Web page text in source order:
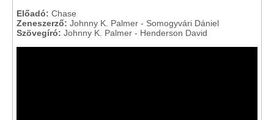
Előadó: Chase
Zeneszerző: Johnny K. Palmer - Somogyvári Dániel
Szövegíró: Johnny K. Palmer - Henderson David